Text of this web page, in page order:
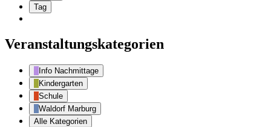
Tag
Veranstaltungskategorien
Info Nachmittage
Kindergarten
Schule
Waldorf Marburg
Alle Kategorien